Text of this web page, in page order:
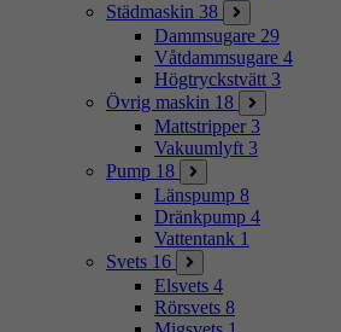
Städmaskin 38
Dammsugare 29
Våtdammsugare 4
Högtryckstvätt 3
Övrig maskin 18
Mattstripper 3
Vakuumlyft 3
Pump 18
Länspump 8
Dränkpump 4
Vattentank 1
Svets 16
Elsvets 4
Rörsvets 8